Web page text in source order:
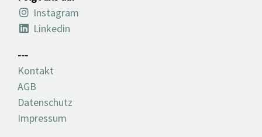
Instagram
Linkedin
---
Kontakt
AGB
Datenschutz
Impressum